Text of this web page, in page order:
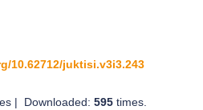
10.62712/juktisi.v3i3.243
| Downloaded: 595times.